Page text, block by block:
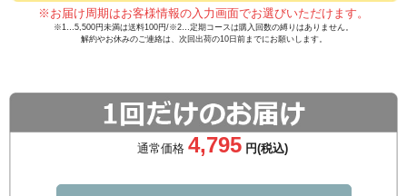
通常価格 4,795 円(税込)
※お届け周期はお客様情報の入力画面でお選びいただけます。
※1…5,500円未満は送料100円/※2…定期コースは購入回数の縛りはありません。
解約やお休みのご連絡は、次回出荷の10日前までにお願いします。